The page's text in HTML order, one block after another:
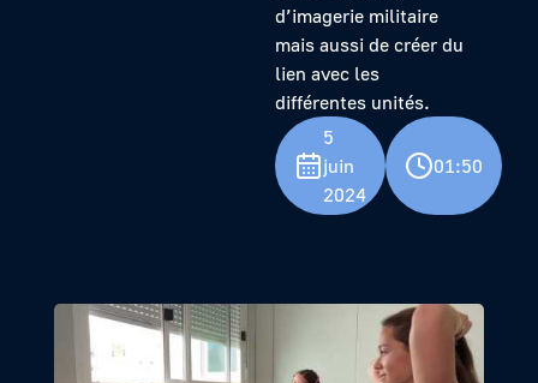
d’imagerie militaire
mais aussi de créer du
lien avec les
différentes unités.
5
juin
2024
01:50